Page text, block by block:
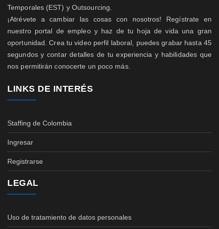
Temporales (EST) y Outsourcing.
¡Atrévete a cambiar las cosas con nosotros! Regístrate en
nuestro portal de empleo y haz de tu hoja de vida una gran
oportunidad. Crea tu video perfil laboral, puedes grabar hasta 45
segundos y contar detalles de tu experiencia y habilidades que
nos permitirán conocerte un poco más.
LINKS DE INTERÉS
Staffing de Colombia
Ingresar
Registrarse
LEGAL
Uso de tratamiento de datos personales